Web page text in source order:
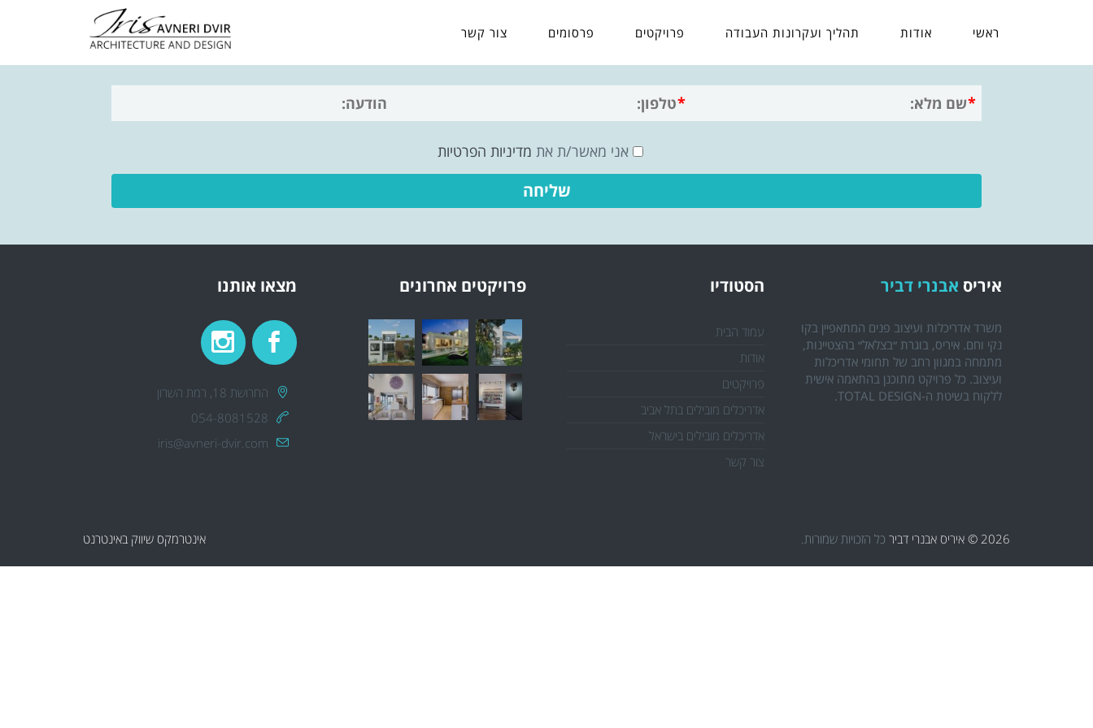
ראשי אודות תהליך ועקרונות העבודה פרויקטים פרסומים צור קשר
לשיחת ייעוץ חינם מלאו פרטים
אני מאשר/ת את מדיניות הפרטיות
איריס אבנרי דביר
משרד אדריכלות ועיצוב פנים המתאפיין בקו
נקי וחם. איריס, בוגרת ״בצלאל״ בהצטיינות,
מתמחה במגוון רחב של תחומי אדריכלות
ועיצוב. כל פרויקט מתוכנן בהתאמה אישית
ללקוח בשיטת ה-TOTAL DESIGN.
הסטודיו
עמוד הבית
אודות
פרויקטים
אדריכלים מובילים בתל אביב
אדריכלים מובילים בישראל
צור קשר
פרויקטים אחרונים מצאו אותנו
החרושת 18, רמת השרון
054-8081528
iris@avneri-dvir.com
2026 © איריס אבנרי דביר כל הזכויות שמורות. אינטרמקס שיווק באינטרנט